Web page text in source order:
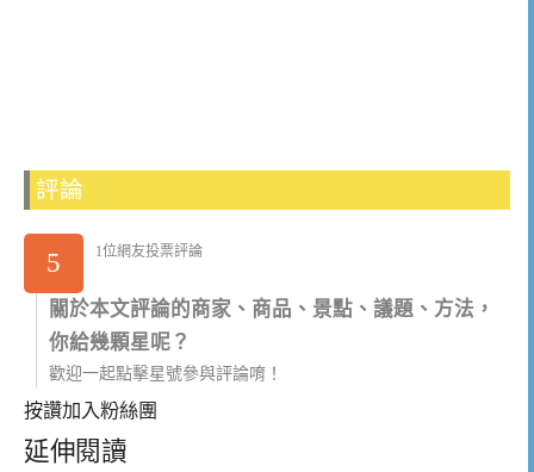
評論
5 1位網友投票評論
關於本文評論的商家、商品、景點、議題、方法，
你給幾顆星呢？
歡迎一起點擊星號參與評論唷！
按讚加入粉絲團
延伸閱讀